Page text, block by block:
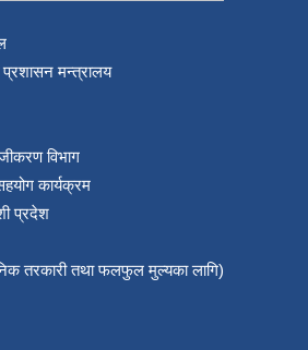
प्रशासन मन्त्रालय
विभाग
कार्यक्रम
प्रदेश
तरकारी तथा फलफुल मुल्यका लागि)